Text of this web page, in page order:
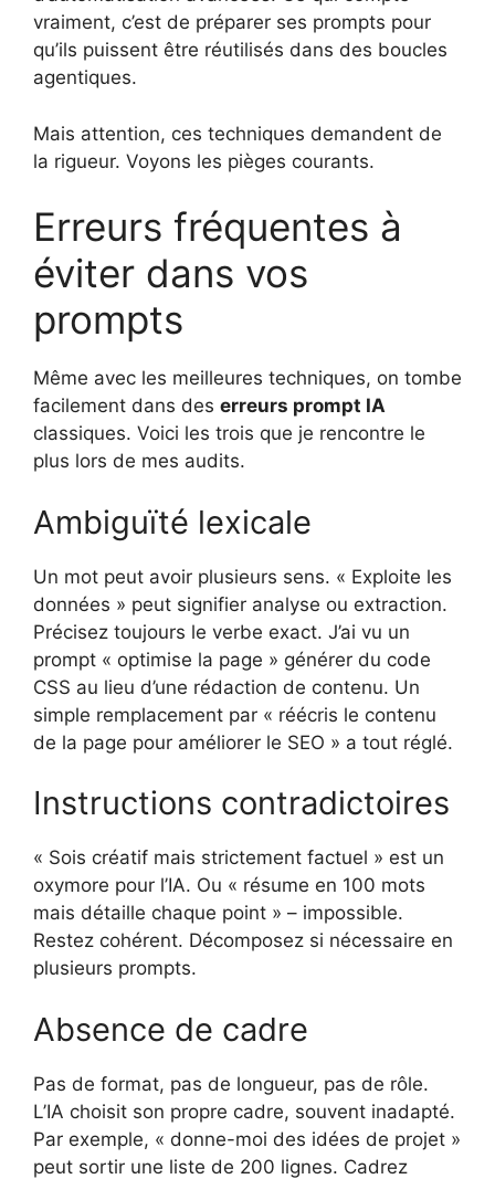
vraiment, c’est de préparer ses prompts pour
qu’ils puissent être réutilisés dans des boucles
agentiques.
Mais attention, ces techniques demandent de
la rigueur. Voyons les pièges courants.
Erreurs fréquentes à
éviter dans vos
prompts
Même avec les meilleures techniques, on tombe
facilement dans des erreurs prompt IA
classiques. Voici les trois que je rencontre le
plus lors de mes audits.
Ambiguïté lexicale
Un mot peut avoir plusieurs sens. « Exploite les
données » peut signifier analyse ou extraction.
Précisez toujours le verbe exact. J’ai vu un
prompt « optimise la page » générer du code
CSS au lieu d’une rédaction de contenu. Un
simple remplacement par « réécris le contenu
de la page pour améliorer le SEO » a tout réglé.
Instructions contradictoires
« Sois créatif mais strictement factuel » est un
oxymore pour l’IA. Ou « résume en 100 mots
mais détaille chaque point » – impossible.
Restez cohérent. Décomposez si nécessaire en
plusieurs prompts.
Absence de cadre
Pas de format, pas de longueur, pas de rôle.
L’IA choisit son propre cadre, souvent inadapté.
Par exemple, « donne-moi des idées de projet »
peut sortir une liste de 200 lignes. Cadrez